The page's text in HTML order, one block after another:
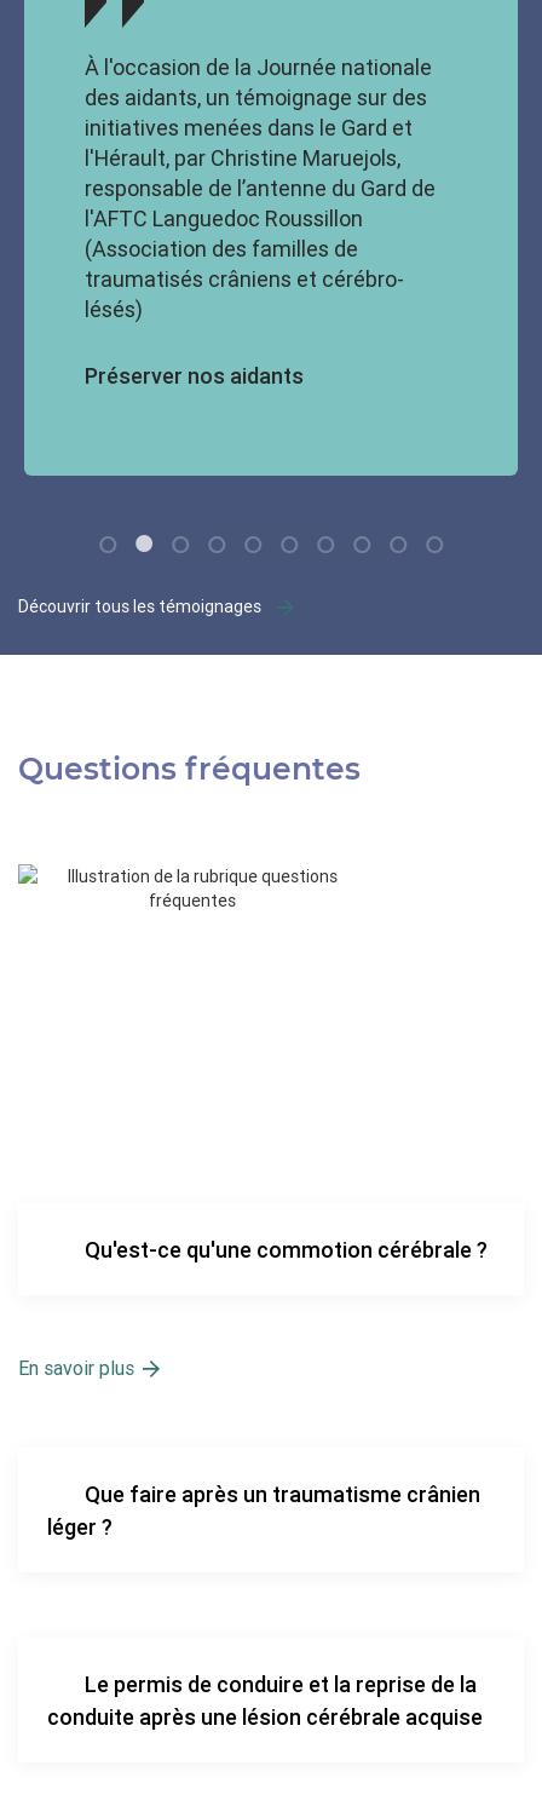
À l'occasion de la Journée nationale
des aidants, un témoignage sur des
initiatives menées dans le Gard et
l'Hérault, par Christine Maruejols,
responsable de l’antenne du Gard de
l'AFTC Languedoc Roussillon
(Association des familles de
traumatisés crâniens et cérébro-
lésés)
Préserver nos aidants
Découvrir tous les témoignages
Questions fréquentes
Qu'est-ce qu'une commotion cérébrale ?
En savoir plus
Que faire après un traumatisme crânien
léger ?
Le permis de conduire et la reprise de la
conduite après une lésion cérébrale acquise